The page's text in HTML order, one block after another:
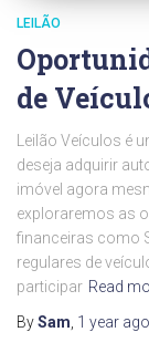
LEILÃO
de
Leilão Veículos é
deseja adquirir
imóvel agora
exploraremos as
financeiras como
regulares de
participar Read
BySam, 1 year ago